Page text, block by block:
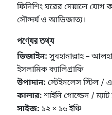
ফিনিশিং ঘরের দেয়ালে
সৌন্দর্য ও আভিজাত্য।
পণ্যের তথ্য
ডিজাইন:সুবহানাল্লাহ –
ইসলামিক ক্যালিগ্রাফি
উপাদান: স্টেইনলেস স্টিল /
কালার: শাইনি গোল্ডেন / ম্যাট
সাইজ: ১২ × ১৬ ইঞ্চি